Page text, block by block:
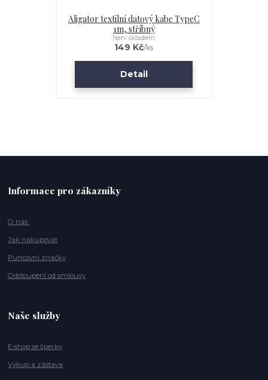
Aligator textilní datový kabe TypeC
1m, stříbný
149 Kč/ks
Není skladem
Detail
Informace pro zákazníky
O nás
Jak nakupovat
Puncovní značky
Odstoupení od smlouvy
Naše služby
E-shop se šperky
Výkup a zástava